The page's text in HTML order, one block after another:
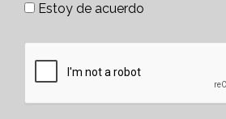
Estoy de acuerdo